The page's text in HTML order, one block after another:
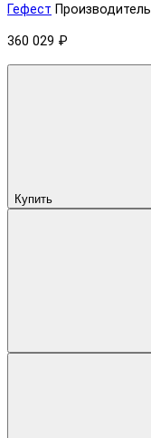
Гефест Производитель
360 029 ₽
Купить